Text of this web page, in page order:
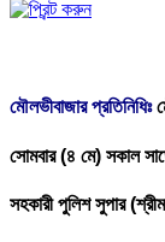
মৌলভীবাজার প্রতিনিধিঃ
সোমবার (৪ মে) সকাল
সহকারী পুলিশ সুপার